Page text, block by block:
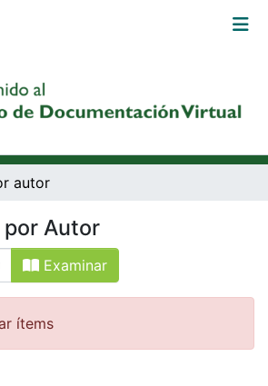
autor
por Autor
Examinar
ítems